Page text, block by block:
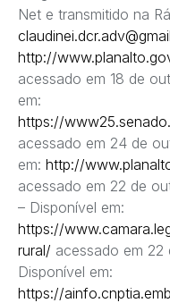
Net e transmitido na
http://
acessado em 18 de
em:
https://
acessado em 24 de
em: http://
acessado em 22 de
– Disponível em:
https://
rural/ acessado em
Disponível em:
https://